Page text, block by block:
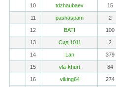
10 tdzhaubaev 15
11 pashaspam 2
12 BATI 100
13 Сид 1011 2
14 Lan 379
15 vla-khurt 84
16 viking64 274